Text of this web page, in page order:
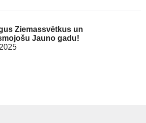
Ziemassvētkus un
Jauno gadu!